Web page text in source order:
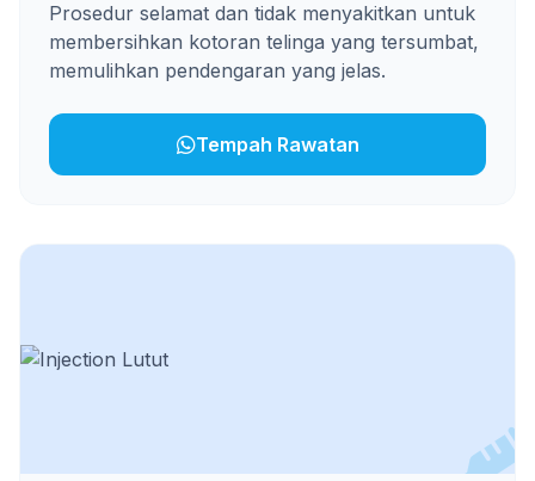
Prosedur selamat dan tidak menyakitkan untuk
membersihkan kotoran telinga yang tersumbat,
memulihkan pendengaran yang jelas.
Tempah Rawatan